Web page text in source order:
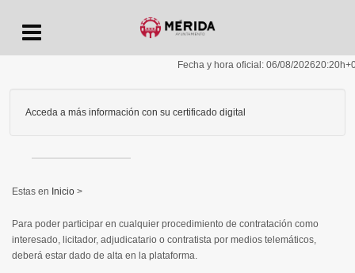
Fecha y hora oficial: 06/08/202620:20h
Acceda a más información con su certificado digital
Inicio >
Para poder participar en cualquier procedimiento de contratación como
interesado, licitador, adjudicatario o contratista por medios telemáticos,
deberá estar dado de alta en la plataforma.